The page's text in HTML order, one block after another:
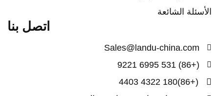
الشائعة
اتصل بنا
Sales@landu-china.com
(+86) 531 6995 9221
(+86)180 4322 4403